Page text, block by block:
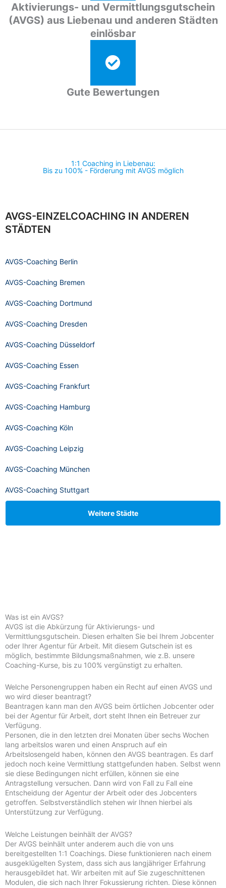
Aktivierungs- und Vermittlungsgutschein
(AVGS) aus Liebenau und anderen Städten
einlösbar
Gute Bewertungen
1:1 Coaching in Liebenau:
Bis zu 100% - Förderung mit AVGS möglich
AVGS-EINZELCOACHING IN ANDEREN
STÄDTEN
AVGS-Coaching Berlin
AVGS-Coaching Bremen
AVGS-Coaching Dortmund
AVGS-Coaching Dresden
AVGS-Coaching Düsseldorf
AVGS-Coaching Essen
AVGS-Coaching Frankfurt
AVGS-Coaching Hamburg
AVGS-Coaching Köln
AVGS-Coaching Leipzig
AVGS-Coaching München
AVGS-Coaching Stuttgart
Weitere Städte
Was ist ein AVGS?
AVGS ist die Abkürzung für Aktivierungs- und
Vermittlungsgutschein. Diesen erhalten Sie bei Ihrem Jobcenter
oder Ihrer Agentur für Arbeit. Mit diesem Gutschein ist es
möglich, bestimmte Bildungsmaßnahmen, wie z.B. unsere
Coaching-Kurse, bis zu 100% vergünstigt zu erhalten.
Welche Personengruppen haben ein Recht auf einen AVGS und
wo wird dieser beantragt?
Beantragen kann man den AVGS beim örtlichen Jobcenter oder
bei der Agentur für Arbeit, dort steht Ihnen ein Betreuer zur
Verfügung.
Personen, die in den letzten drei Monaten über sechs Wochen
lang arbeitslos waren und einen Anspruch auf ein
Arbeitslosengeld haben, können den AVGS beantragen. Es darf
jedoch noch keine Vermittlung stattgefunden haben. Selbst wenn
sie diese Bedingungen nicht erfüllen, können sie eine
Antragstellung versuchen. Dann wird von Fall zu Fall eine
Entscheidung der Agentur der Arbeit oder des Jobcenters
getroffen. Selbstverständlich stehen wir Ihnen hierbei als
Unterstützung zur Verfügung.
Welche Leistungen beinhält der AVGS?
Der AVGS beinhält unter anderem auch die von uns
bereitgestellten 1:1 Coachings. Diese funktionieren nach einem
ausgeklügelten System, dass sich aus langjähriger Erfahrung
herausgebildet hat. Wir arbeiten mit auf Sie zugeschnittenen
Modulen, die sich nach Ihrer Fokussierung richten. Diese können